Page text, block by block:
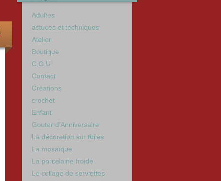
Adultes
astuces et techniques
Atelier
Boutique
C.G.U
Contact
Créations
crochet
Enfant
Gouter d’Anniversaire
La décoration sur tuiles
La mosaïque
La porcelaine froide
Le collage de serviettes